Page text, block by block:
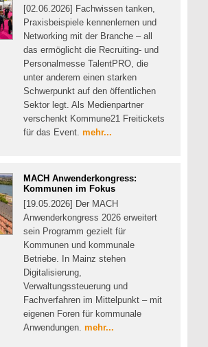
[02.06.2026] Fachwissen tanken,
Praxisbeispiele kennenlernen und
Networking mit der Branche – all
das ermöglicht die Recruiting- und
Personalmesse TalentPRO, die
unter anderem einen starken
Schwerpunkt auf den öffentlichen
Sektor legt. Als Medienpartner
verschenkt Kommune21 Freitickets
für das Event. mehr...
MACH Anwenderkongress:
Kommunen im Fokus
[19.05.2026] Der MACH
Anwenderkongress 2026 erweitert
sein Programm gezielt für
Kommunen und kommunale
Betriebe. In Mainz stehen
Digitalisierung,
Verwaltungssteuerung und
Fachverfahren im Mittelpunkt – mit
eigenen Foren für kommunale
Anwendungen. mehr...